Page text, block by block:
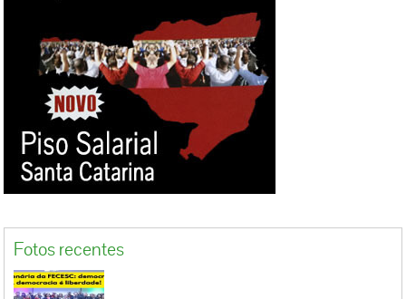
Fotos recentes